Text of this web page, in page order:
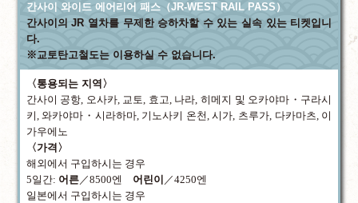
간사이 와이드 에어리어 패스（JR-WEST RAIL PASS）
간사이의 JR 열차를 무제한 승하차할 수 있는 실속 있는 티켓입니
다.
※교토탄고철도는 이용하실 수 없습니다.
〈통용되는 지역〉
간사이 공항, 오사카, 교토, 효고, 나라, 히메지 및 오카야마・구라시
키, 와카야마・시라하마, 기노사키 온천,시가, 츠루가, 다카마츠, 이
가우에노
〈가격〉
해외에서 구입하시는 경우
5일간: 어른／8500엔 어린이 ／4250엔
일본에서 구입하시는 경우